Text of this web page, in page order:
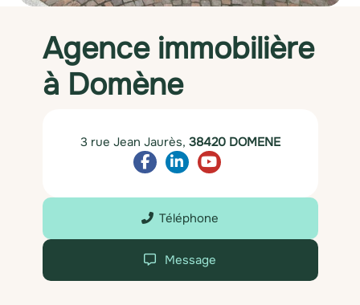
Agence immobilière
à Domène
3 rue Jean Jaurès, 38420 DOMENE
Téléphone
Message